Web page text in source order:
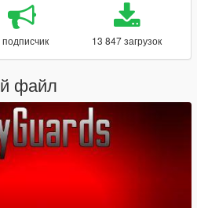
подписчик 13 847 загрузок
файл